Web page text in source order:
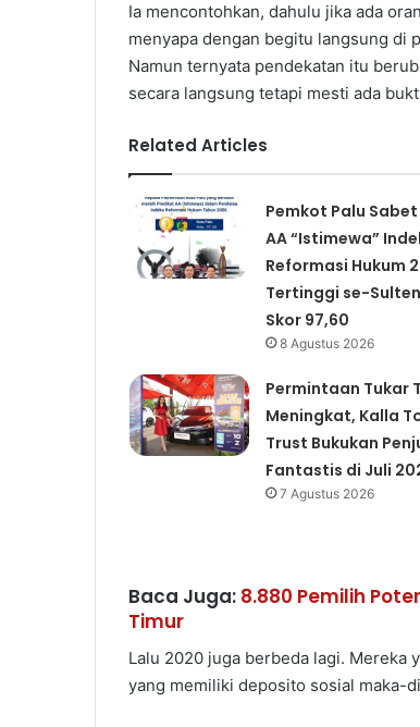
Ia mencontohkan, dahulu jika ada
menyapa dengan begitu langsung di
Namun ternyata pendekatan itu
secara langsung tetapi mesti ada
Related Articles
Pemkot Palu
AA “Istimewa”
Reformasi Hukum
Tertinggi se-
Skor 97,60
8 Agustus 2026
Permintaan Tukar
Meningkat, Kalla
Trust Bukukan
Fantastis di Juli
7 Agustus 2026
Baca Juga: 8.880 Pemilih
Timur
Lalu 2020 juga berbeda lagi. Mereka
yang memiliki deposito sosial maka-